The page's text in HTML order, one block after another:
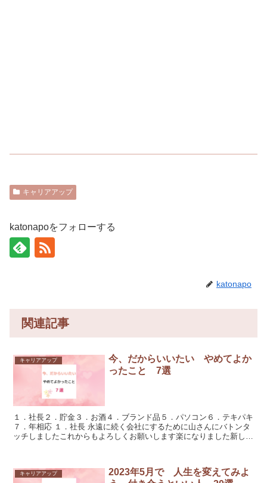
キャリアアップ
katonapoをフォローする
katonapo
関連記事
キャリアアップ
今、だからいいたい やめてよか
ったこと 7選
１．社長２．貯金３．お酒４．ブランド品５．パソコン６．テキパキ
７．年相応 １．社長 永遠に続く会社にするために山さんにバトンタ
ッチしましたこれからもよろしくお願いします楽になりました新しい
キャリアアップ
2023年5月で 人生を変えてみよ